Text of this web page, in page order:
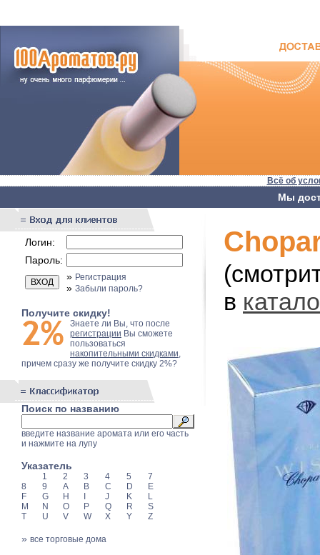
Всё об
Мы
Логин:
Пароль:
» Регистрация
» Забыли пароль?
Получите скидку!
Знаете ли Вы, что после
регистрации Вы сможете
пользоваться
накопительными скидками,
причем сразу же получите скидку 2%?
Поиск по названию
введите название аромата или его часть
и нажмите на лупу
Указатель
1 2 3 4 5
7
8
9 A B C D
E
F
G H J K
L
M
N O P Q R
S
T
U V W X Y Z
» все торговые дома
в